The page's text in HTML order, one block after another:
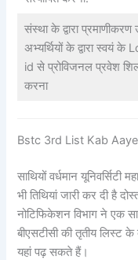
संस्था के द्वारा प्रमाणीकरण
अभ्यर्थियों के द्वारा स्वयं के
id से प्रोविजनल प्रवेश
करना
Bstc 3rd List Kab
साथियों वर्धमान यूनिवर्सिटी
भी तिथियां जारी कर दी है
नोटिफिकेशन विभाग ने एक
बीएसटीसी की तृतीय लिस्ट
यहां पढ़ सकते हैं।